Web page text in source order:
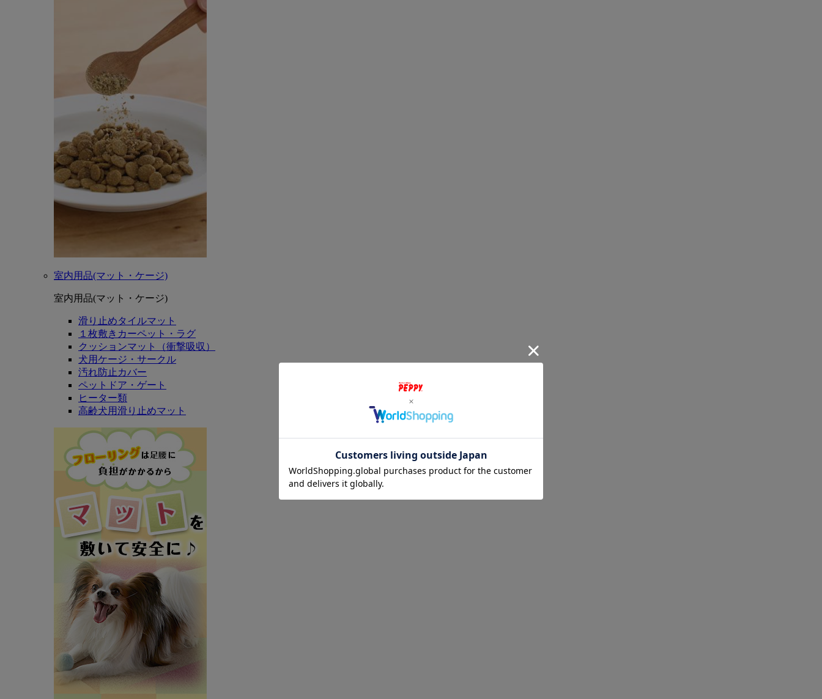
室内用品(マット・ケージ)
室内用品(マット・ケージ)
滑り止めタイルマット
１枚敷きカーペット・ラグ
クッションマット（衝撃吸収）
犬用ケージ・サークル
汚れ防止カバー
ペットドア・ゲート
ヒーター類
高齢犬用滑り止めマット